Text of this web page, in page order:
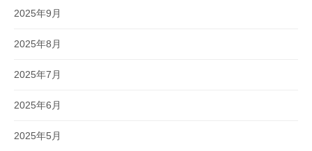
2025年9月
2025年8月
2025年7月
2025年6月
2025年5月